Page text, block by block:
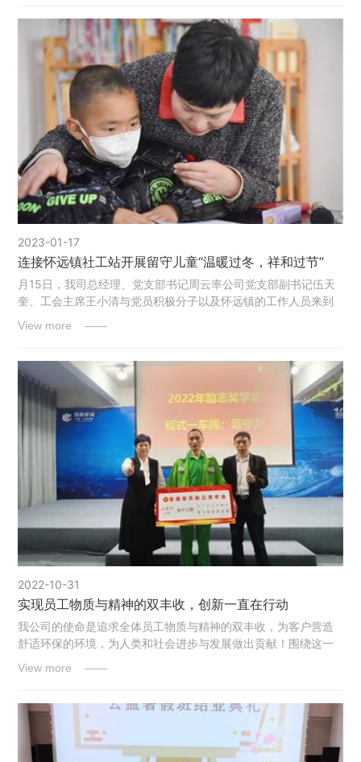
2023-01-17
连接怀远镇社工站开展留守儿童“温暖过冬，祥和过节”
月15日，我司总经理、党支部书记周云率公司党支部副书记伍天
奎、工会主席王小清与党员积极分子以及怀远镇的工作人员来到
View more ——
2022-10-31
实现员工物质与精神的双丰收，创新一直在行动
我公司的使命是追求全体员工物质与精神的双丰收，为客户营造
舒适环保的环境，为人类和社会进步与发展做出贡献！围绕这一
View more ——